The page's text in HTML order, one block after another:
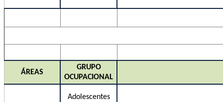
ÁREAS
GRUPO
OCUPACIONAL
Adolescentes